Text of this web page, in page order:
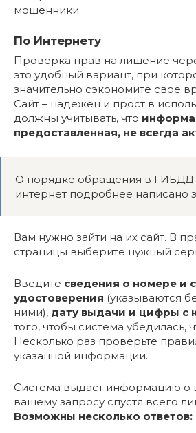
мошенники.
По Интернету
Проверка прав на лишение
это удобный вариант, при
значительно сэкономите свое
Сайт – надежен и прост в
должны учитывать, что
предоставленная, не всегда
О порядке обращения в ГИБДД
интернет подробнее написано
Вам нужно зайти на их сайт. В
страницы выберите нужный
Введите сведения о номере и
удостоверения (указываются
ними), дату выдачи и цифры с
того, чтобы система убедилась,
Несколько раз проверьте
указанной информации.
Система выдаст информацию о
вашему запросу спустя всего
Возможны несколько ответов: